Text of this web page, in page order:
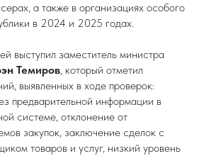
а также в организациях особого
в 2024 и 2025 годах.
выступил заместитель министра
Темиров, который отметил
выявленных в ходе проверок:
предварительной информации в
системе, отклонение от
закупок, заключение сделок с
товаров и услуг, низкий уровень